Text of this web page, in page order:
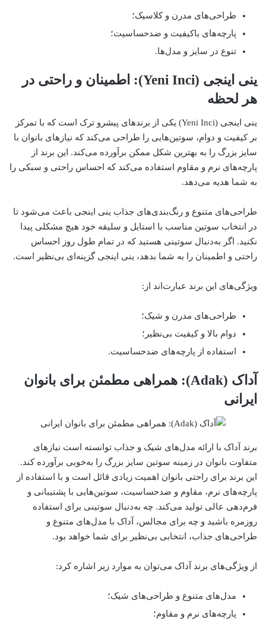
طراحی‌های مدرن و کلاسیک؛
پارچه‌های باکیفیت و ضدحساسیت؛
تنوع در سایز و مدل‌ها.
ینی اینجی (Yeni Inci): اطمینان و راحتی در
هر لحظه
ینی اینجی (Yeni Inci) یکی از برندهای پیشرو ترک است که با تمرکز
بر کیفیت و دوام، سوتین‌هایی را طراحی می‌کند که نیازهای بانوان با
سایز بزرگ را به بهترین شکل ممکن برآورده می‌کند. این برند از
پارچه‌های نرم و مقاوم استفاده می‌کند که احساس راحتی و سبکی را
به شما هدیه می‌دهد.
طراحی‌های متنوع و رنگ‌بندی‌های جذاب ینی اینجی باعث می‌شود تا
در انتخاب سوتین مناسب با استایل و سلیقه خود هیچ مشکلی پیدا
نکنید. اگر به‌دنبال سوتینی هستید که در تمام طول روز احساس
راحتی و اطمینان را به شما بدهد، ینی اینجی گزینه‌ای بی‌نظیر است.
ویژگی‌های این برند عبارت‌اند از:
طراحی‌های مدرن و شیک؛
دوام بالا و کیفیت بی‌نظیر؛
استفاده از پارچه‌های ضدحساسیت.
آداک (Adak): همراهی مطمئن برای بانوان
ایرانی
برند آداک با ارائه مدل‌های شیک و جذاب توانسته است نیازهای
متفاوت بانوان در زمینه سوتین سایز بزرگ را به‌خوبی برآورده کند.
این برند برای راحتی بانوان اهمیت زیادی قائل است و با استفاده از
پارچه‌های نرم، مقاوم و ضدحساسیت، سوتین‌هایی با پشتیبانی و
فرم‌دهی عالی تولید می‌کند. چه به‌دنبال سوتینی برای استفاده
روزمره باشید و چه برای مجالس، آداک با مدل‌های متنوع و
طراحی‌های جذاب، انتخابی بی‌نظیر برای شما خواهد بود.
از ویژگی‌های برند آداک می‌توان به موارد زیر اشاره کرد:
مدل‌های متنوع و طراحی‌های شیک؛
پارچه‌های نرم و مقاوم؛